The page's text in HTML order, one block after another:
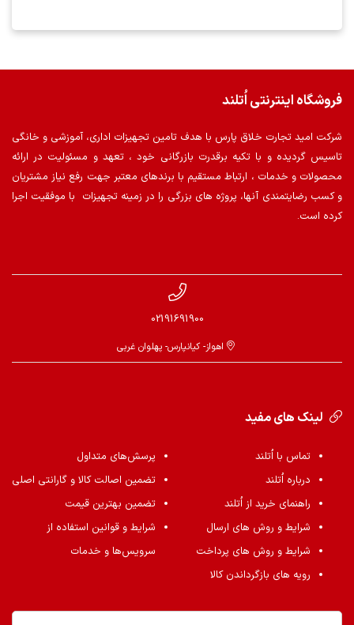
فروشگاه اینترنتی اُتلند
شرکت امید تجارت خلاق پارس با هدف تامین تجهیزات اداری، آموزشی و خانگی
تاسیس گردیده و با تکیه برقدرت بازرگانی خود ، تعهد و مسئولیت در ارائه
محصولات و خدمات ، ارتباط مستقیم با برندهای معتبر جهت رفع نیاز مشتریان
و کسب رضایتمندی آنها، پروژه های بزرگی را در زمینه تجهیزات با موفقیت اجرا
کرده است.
02191691900
اهواز- کیانپارس- پهلوان غربی
لینک های مفید
تماس با اُتلند
درباره اُتلند
راهنمای خرید از اُتلند
شرایط و روش های ارسال
شرایط و روش های پرداخت
رویه های بازگرداندن کالا
پرسش‌های متداول
تضمین اصالت کالا و گارانتی اصلی
تضمین بهترین قیمت
شرایط و قوانین استفاده از
سرویس‌ها و خدمات